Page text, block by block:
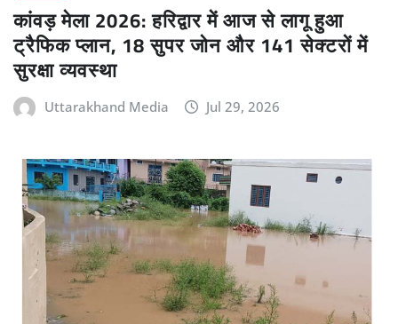
कांवड़ मेला 2026: हरिद्वार में आज से लागू हुआ
ट्रैफिक प्लान, 18 सुपर जोन और 141 सेक्टरों में
सुरक्षा व्यवस्था
Uttarakhand Media Jul 29, 2026